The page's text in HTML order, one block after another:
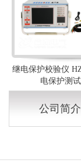
继电保护校验仪
电保护测
公司简介